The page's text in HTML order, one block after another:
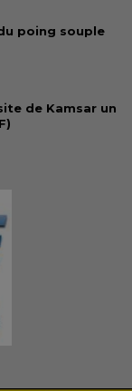
poing souple
de Kamsar un